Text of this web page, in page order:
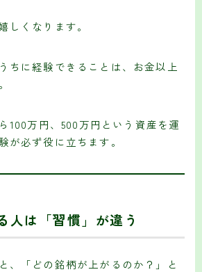
しくなります。
ちに経験できることは、お金以上
100万円、500万円という資産を運
が必ず役に立ちます。
人は「習慣」が違う
、「どの銘柄が上がるのか？」と